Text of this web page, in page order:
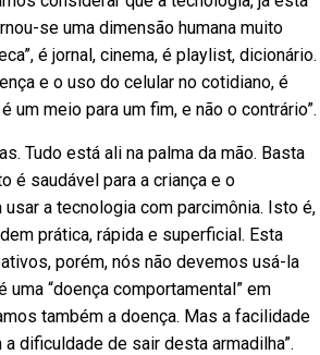
se uma dimensão humana muito
é jornal, cinema, é playlist, dicionário.
e o uso do celular no cotidiano, é
meio para um fim, e não o contrário”.
Tudo está ali na palma da mão. Basta
é saudável para a criança e o
a tecnologia com parcimônia. Isto é,
prática, rápida e superficial. Esta
porém, nós não devemos usá-la
“doença comportamental” em
também a doença. Mas a facilidade
dificuldade de sair desta armadilha”.